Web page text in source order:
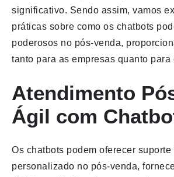
significativo. Sendo assim, vamos
práticas sobre como os chatbots
poderosos no pós-venda,
tanto para as empresas quanto para
Atendimento
Ágil com
Os chatbots podem oferecer
personalizado no pós-venda,